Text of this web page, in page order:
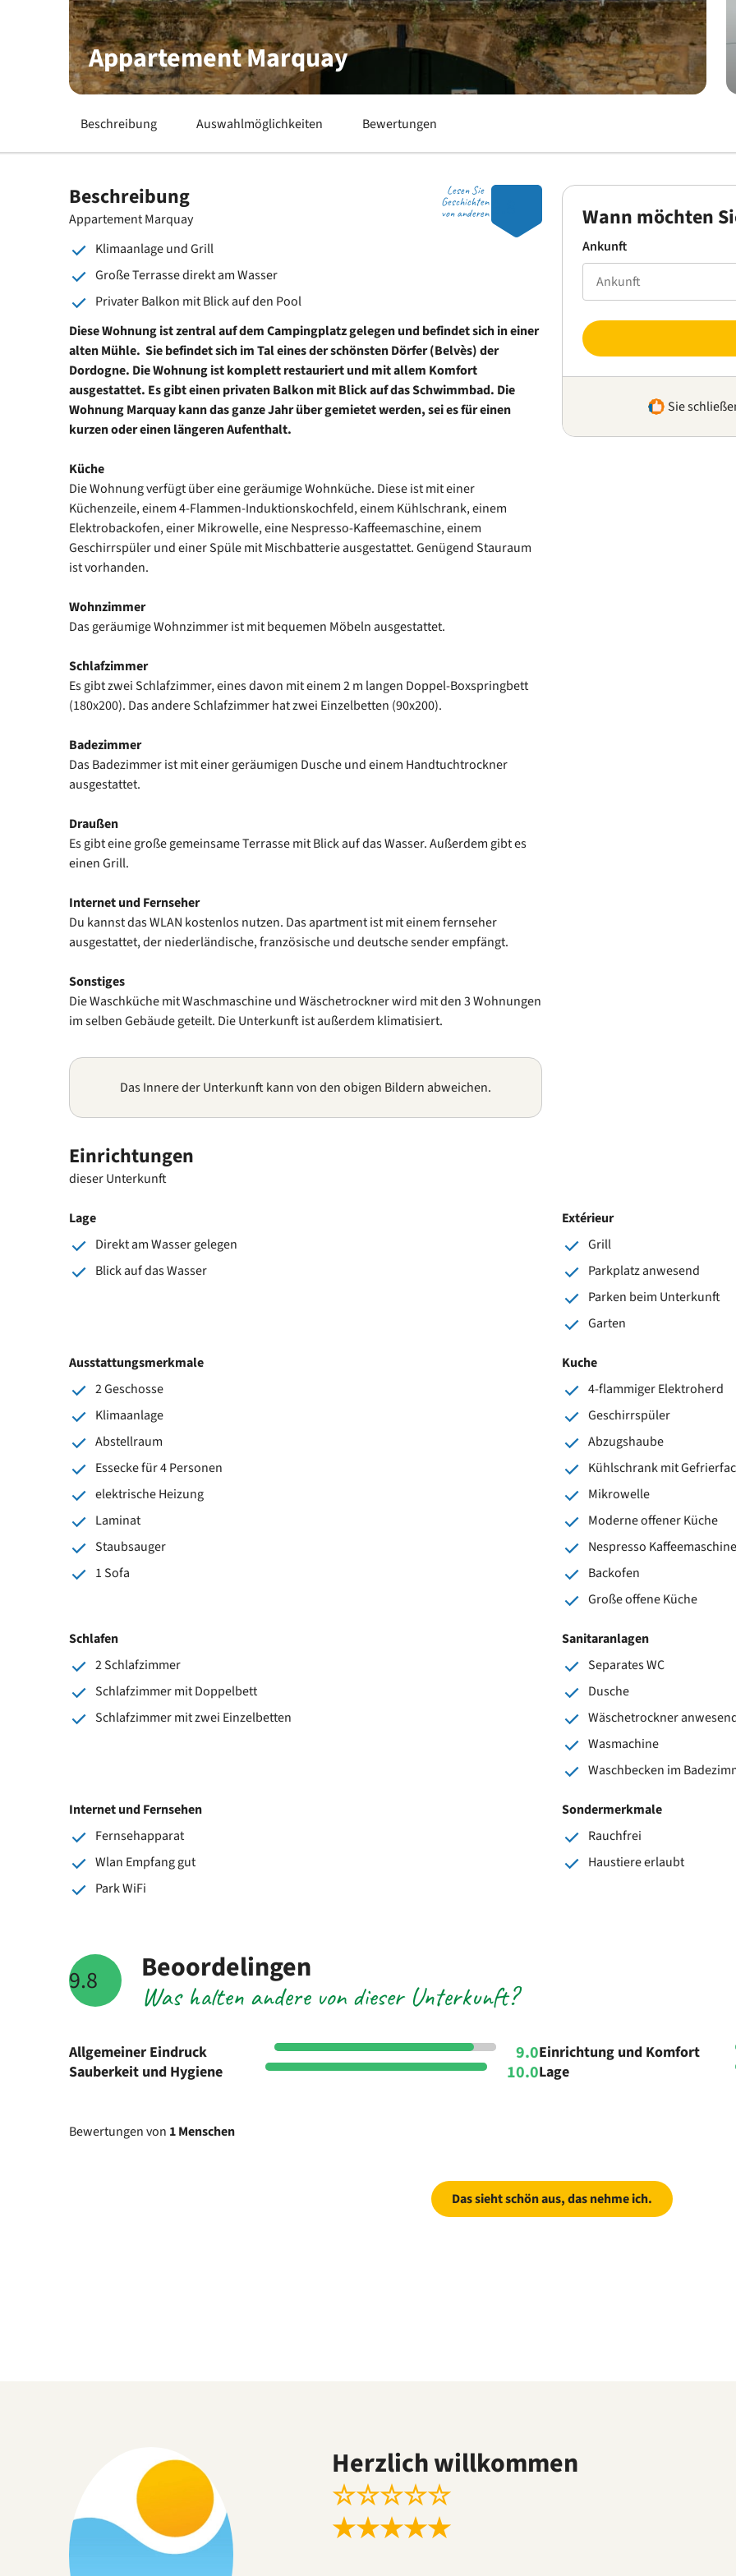
Appartement Marquay
Beschreibung Auswahlmöglichkeiten Bewertungen
Lesen Sie
Geschichten
von anderen
Beschreibung
Appartement Marquay
Klimaanlage und Grill
Große Terrasse direkt am Wasser
Privater Balkon mit Blick auf den Pool
Diese Wohnung ist zentral auf dem Campingplatz gelegen und befindet sich in einer
alten Mühle. Sie befindet sich im Tal eines der schönsten Dörfer (Belvès) der
Dordogne. Die Wohnung ist komplett restauriert und mit allem Komfort
ausgestattet. Es gibt einen privaten Balkon mit Blick auf das Schwimmbad. Die
Wohnung Marquay kann das ganze Jahr über gemietet werden, sei es für einen
kurzen oder einen längeren Aufenthalt.
Küche
Die Wohnung verfügt über eine geräumige Wohnküche. Diese ist mit einer
Küchenzeile, einem 4-Flammen-Induktionskochfeld, einem Kühlschrank, einem
Elektrobackofen, einer Mikrowelle, eine Nespresso-Kaffeemaschine, einem
Geschirrspüler und einer Spüle mit Mischbatterie ausgestattet. Genügend Stauraum
ist vorhanden.
Wohnzimmer
Das geräumige Wohnzimmer ist mit bequemen Möbeln ausgestattet.
Schlafzimmer
Es gibt zwei Schlafzimmer, eines davon mit einem 2 m langen Doppel-Boxspringbett
(180x200). Das andere Schlafzimmer hat zwei Einzelbetten (90x200).
Badezimmer
Das Badezimmer ist mit einer geräumigen Dusche und einem Handtuchtrockner
ausgestattet.
Draußen
Es gibt eine große gemeinsame Terrasse mit Blick auf das Wasser. Außerdem gibt es
einen Grill.
Internet und Fernseher
Du kannst das WLAN kostenlos nutzen. Das apartment ist mit einem fernseher
ausgestattet, der niederländische, französische und deutsche sender empfängt.
Sonstiges
Die Waschküche mit Waschmaschine und Wäschetrockner wird mit den 3 Wohnungen
im selben Gebäude geteilt. Die Unterkunft ist außerdem klimatisiert.
Das Innere der Unterkunft kann von den obigen Bildern abweichen.
Wann möchten
Ankunft
Sie
Einrichtungen
dieser Unterkunft
Lage
Direkt am Wasser gelegen
Blick auf das Wasser
Extérieur
Grill
Parkplatz anwesend
Parken beim Unterkunft
Garten
Ausstattungsmerkmale
2 Geschosse
Klimaanlage
Abstellraum
Essecke für 4 Personen
elektrische Heizung
Laminat
Staubsauger
1 Sofa
Kuche
4-flammiger Elektroherd
Geschirrspüler
Abzugshaube
Kühlschrank mit
Mikrowelle
Moderne offener Küche
Nespresso Kaffeemaschine
Backofen
Große offene Küche
Schlafen
2 Schlafzimmer
Schlafzimmer mit Doppelbett
Schlafzimmer mit zwei Einzelbetten
Sanitaranlagen
Separates WC
Dusche
Wäschetrockner
Wasmachine
Waschbecken im
Internet und Fernsehen
Fernsehapparat
Wlan Empfang gut
Park WiFi
Sondermerkmale
Rauchfrei
Haustiere erlaubt
9.8 Was halten andere von dieser Unterkunft?
Beoordelingen
Allgemeiner Eindruck 9.0Einrichtung und Komfort
Sauberkeit und Hygiene 10.0Lage
Bewertungen von 1 Menschen
Das sieht schön aus, das nehme ich.
Herzlich willkommen
☆☆☆☆☆
★★★★★